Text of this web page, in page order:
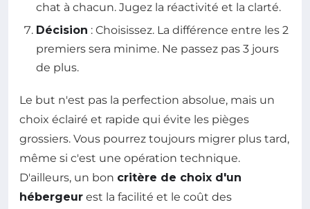
chat à chacun. Jugez la réactivité et la clarté.
Décision : Choisissez. La différence entre les 2
premiers sera minime. Ne passez pas 3 jours
de plus.
Le but n'est pas la perfection absolue, mais un
choix éclairé et rapide qui évite les pièges
grossiers. Vous pourrez toujours migrer plus tard,
même si c'est une opération technique.
D'ailleurs, un bon critère de choix d'un
hébergeur est la facilité et le coût des